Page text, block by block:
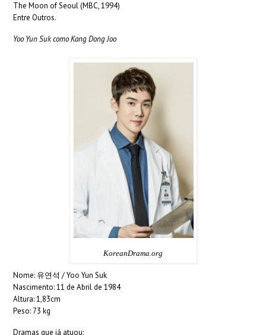
The Moon of Seoul (MBC, 1994)
Entre Outros.
Yoo Yun Suk como Kang Dong Joo
KoreanDrama.org
Nome: 유연석 / Yoo Yun Suk
Nascimento: 11 de Abril de 1984
Altura: 1,83cm
Peso: 73 kg
Dramas que já atuou: